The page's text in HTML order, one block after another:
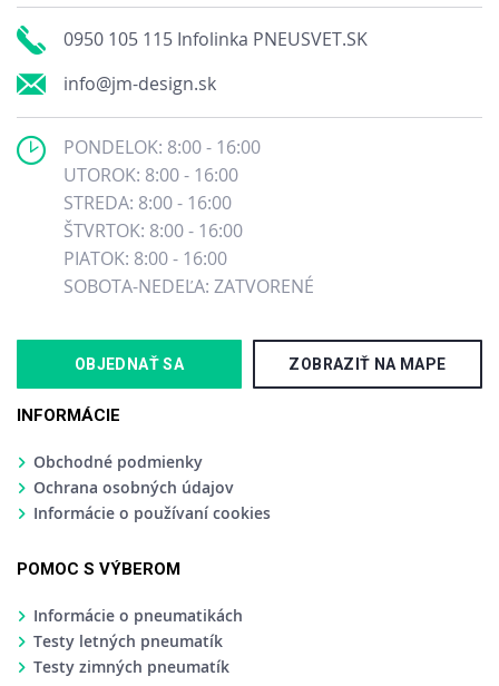
0950 105 115 Infolinka PNEUSVET.SK
info@jm-design.sk
PONDELOK: 8:00 - 16:00
UTOROK: 8:00 - 16:00
STREDA: 8:00 - 16:00
ŠTVRTOK: 8:00 - 16:00
PIATOK: 8:00 - 16:00
SOBOTA-NEDEĽA: ZATVORENÉ
OBJEDNAŤ SA ZOBRAZIŤ NA MAPE
INFORMÁCIE
Obchodné podmienky
Ochrana osobných údajov
Informácie o používaní cookies
POMOC S VÝBEROM
Informácie o pneumatikách
Testy letných pneumatík
Testy zimných pneumatík